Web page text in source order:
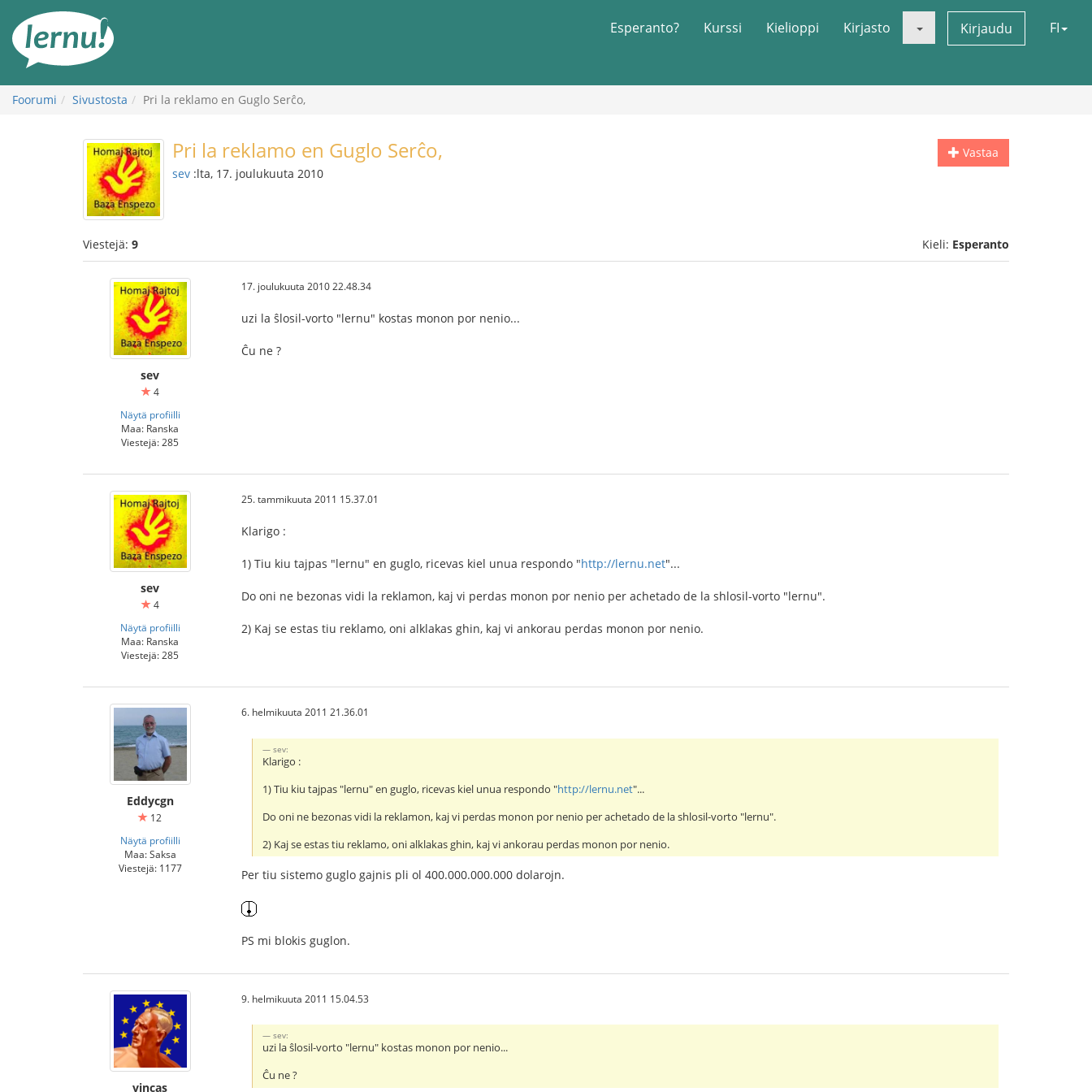
sisältöön
Esperanto? Kurssi Kielioppi Kirjasto Kirjaudu FI
Foorumi Sivustosta Pri la reklamo en Guglo Serĉo,
Vastaa
Pri la reklamo en Guglo Serĉo,
sev :lta, 17. joulukuuta 2010
Viestejä: 9 Kieli: Esperanto
sev
4
Näytä profiilli
Maa: Ranska
Viestejä: 285
17. joulukuuta 2010 22.48.34
uzi la ŝlosil-vorto "lernu" kostas monon por nenio...
Ĉu ne ?
sev
4
Näytä profiilli
Maa: Ranska
Viestejä: 285
25. tammikuuta 2011 15.37.01
Klarigo :
1) Tiu kiu tajpas "lernu" en guglo, ricevas kiel unua respondo "http://lernu.net"...
Do oni ne bezonas vidi la reklamon, kaj vi perdas monon por nenio per achetado de la shlosil-vorto "lernu".
2) Kaj se estas tiu reklamo, oni alklakas ghin, kaj vi ankorau perdas monon por nenio.
Eddycgn
12
Näytä profiilli
Maa: Saksa
Viestejä: 1177
6. helmikuuta 2011 21.36.01
sev:
Klarigo :
1) Tiu kiu tajpas "lernu" en guglo, ricevas kiel unua respondo "http://lernu.net"...
Do oni ne bezonas vidi la reklamon, kaj vi perdas monon por nenio per achetado de la shlosil-vorto "lernu".
2) Kaj se estas tiu reklamo, oni alklakas ghin, kaj vi ankorau perdas monon por nenio.
Per tiu sistemo guglo gajnis pli ol 400.000.000.000 dolarojn.
PS mi blokis guglon.
vincas
9. helmikuuta 2011 15.04.53
sev:
uzi la ŝlosil-vorto "lernu" kostas monon por nenio...
Ĉu ne ?